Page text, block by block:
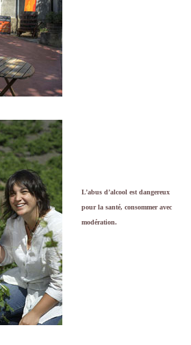
L’abus d’alcool est dangereux
pour la santé, consommer avec
modération.